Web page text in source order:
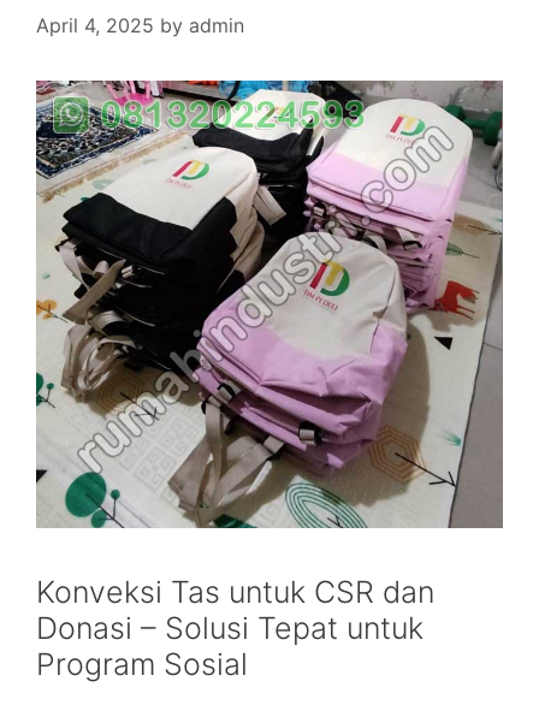
April 4, 2025 by admin
Konveksi Tas untuk CSR dan
Donasi – Solusi Tepat untuk
Program Sosial